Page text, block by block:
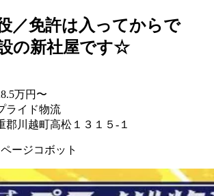
／免許は入ってからで
の新社屋です☆
万円〜
ライド物流
郡川越町高松１３１５‐１
ージコボット